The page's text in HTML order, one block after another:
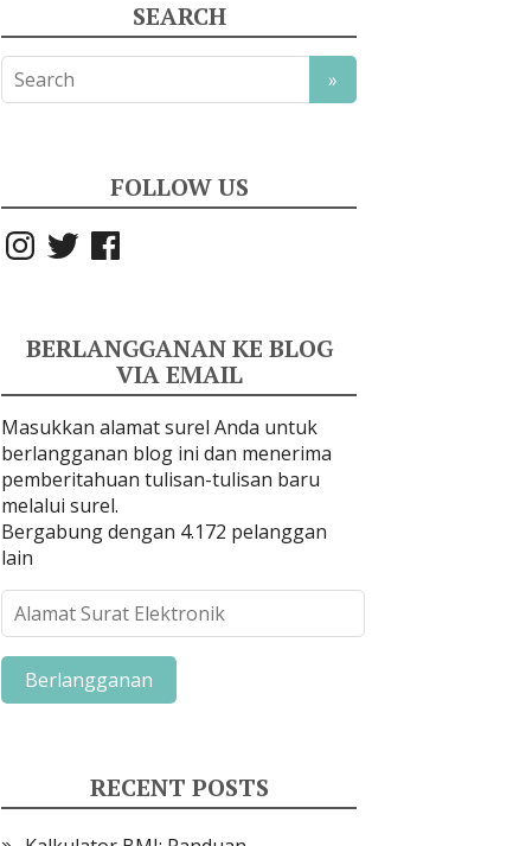
SEARCH
FOLLOW US
Instagram
TwitterFacebook
BERLANGGANAN KE BLOG
VIA EMAIL
Masukkan alamat surel Anda untuk
berlangganan blog ini dan menerima
pemberitahuan tulisan-tulisan baru
melalui surel.
Bergabung dengan 4.172 pelanggan
lain
l
a
a
r
a
RECENT POSTS